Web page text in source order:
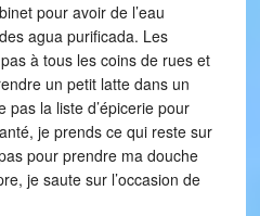
pour avoir de l’eau
agua purificada. Les
à tous les coins de rues et
un petit latte dans un
pas la liste d’épicerie pour
je prends ce qui reste sur
pour prendre ma douche
je saute sur l’occasion de